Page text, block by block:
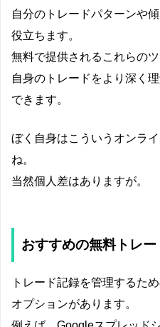
自分のトレードパターンや
役立ちます。
無料で提供されるこれらの
自身のトレードをより深く
できます。
ぼく自身はこういうオンラ
ね。
当然個人差はありますが。
おすすめの無料トレ
トレード記録を管理するた
オプションがあります。